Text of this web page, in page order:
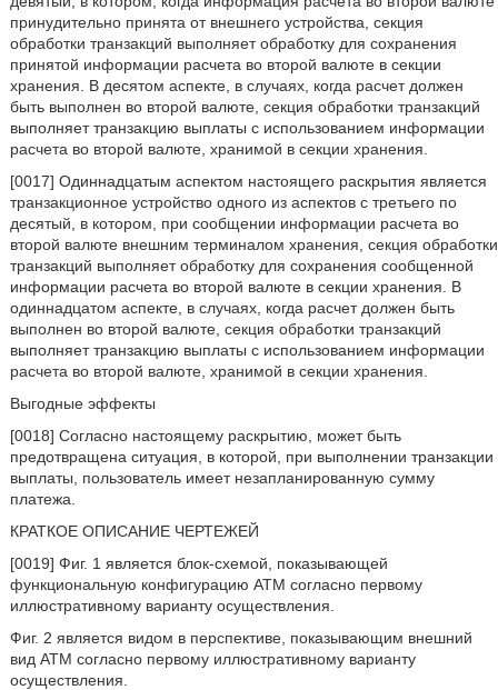
принудительно принята от внешнего устройства, секция
обработки транзакций выполняет обработку для сохранения
принятой информации расчета во второй валюте в секции
хранения. В десятом аспекте, в случаях, когда расчет должен
быть выполнен во второй валюте, секция обработки транзакций
выполняет транзакцию выплаты с использованием информации
расчета во второй валюте, хранимой в секции хранения.
[0017] Одиннадцатым аспектом настоящего раскрытия является
транзакционное устройство одного из аспектов с третьего по
десятый, в котором, при сообщении информации расчета во
второй валюте внешним терминалом хранения, секция обработки
транзакций выполняет обработку для сохранения сообщенной
информации расчета во второй валюте в секции хранения. В
одиннадцатом аспекте, в случаях, когда расчет должен быть
выполнен во второй валюте, секция обработки транзакций
выполняет транзакцию выплаты с использованием информации
расчета во второй валюте, хранимой в секции хранения.
Выгодные эффекты
[0018] Согласно настоящему раскрытию, может быть
предотвращена ситуация, в которой, при выполнении транзакции
выплаты, пользователь имеет незапланированную сумму
платежа.
КРАТКОЕ ОПИСАНИЕ ЧЕРТЕЖЕЙ
[0019] Фиг. 1 является блок-схемой, показывающей
функциональную конфигурацию ATM согласно первому
иллюстративному варианту осуществления.
Фиг. 2 является видом в перспективе, показывающим внешний
вид ATM согласно первому иллюстративному варианту
осуществления.